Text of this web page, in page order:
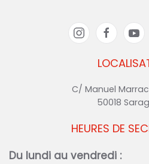
C/ Manuel
50018
HEURES DE
Du lundi au vendredi :